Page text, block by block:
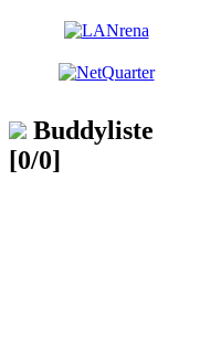
Buddyliste
[0/0]